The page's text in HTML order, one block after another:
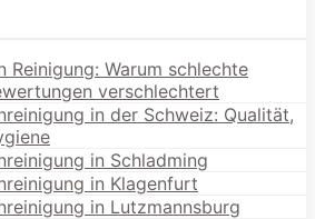
Reinigung: Warum schlechte
verschlechtert
in der Schweiz: Qualität,
in Schladming
in Klagenfurt
in Lutzmannsburg